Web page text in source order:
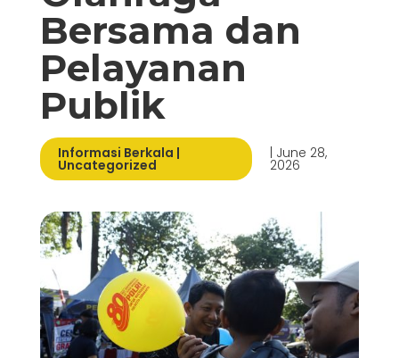
Bersama dan
Pelayanan
Publik
Informasi Berkala |
Uncategorized
| June 28,
2026